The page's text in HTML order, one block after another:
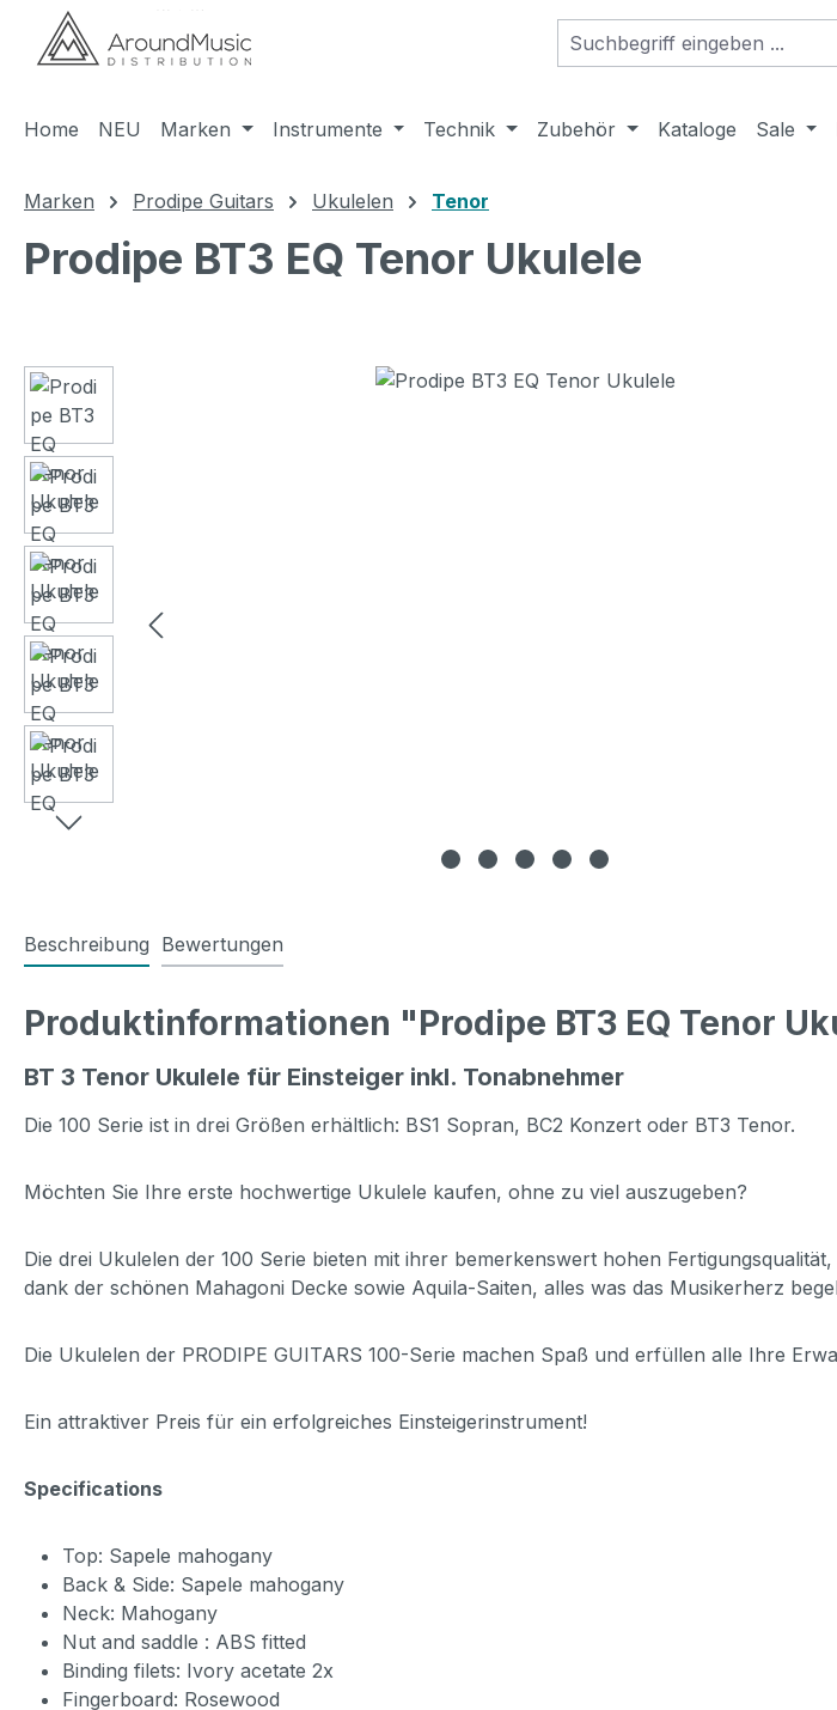
Hauptinhalt springen
Zur Suche springen
Zur Hauptnavigation springen
Home NEU Marken Instrumente Technik Zubehör Kataloge Sale
Marken Prodipe Guitars Ukulelen Tenor
Prodipe BT3 EQ Tenor Ukulele
Bildergalerie überspringen
Beschreibung Bewertungen
Produktinformationen "Prodipe BT3 EQ Tenor
BT 3 Tenor Ukulele für Einsteiger inkl. Tonabnehmer
Die 100 Serie ist in drei Größen erhältlich: BS1 Sopran, BC2 Konzert oder BT3 Tenor.
Möchten Sie Ihre erste hochwertige Ukulele kaufen, ohne zu viel auszugeben?
Die drei Ukulelen der 100 Serie bieten mit ihrer bemerkenswert hohen
dank der schönen Mahagoni Decke sowie Aquila-Saiten, alles was das Musikerherz
Die Ukulelen der PRODIPE GUITARS 100-Serie machen Spaß und erfüllen alle Ihre
Ein attraktiver Preis für ein erfolgreiches Einsteigerinstrument!
Specifications
Top: Sapele mahogany
Back & Side: Sapele mahogany
Neck: Mahogany
Nut and saddle : ABS fitted
Binding filets: Ivory acetate 2x
Fingerboard: Rosewood